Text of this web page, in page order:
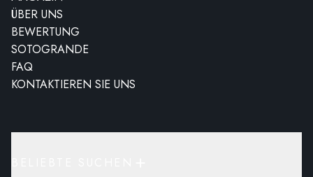
ÜBER UNS
BEWERTUNG
SOTOGRANDE
FAQ
KONTAKTIEREN SIE UNS